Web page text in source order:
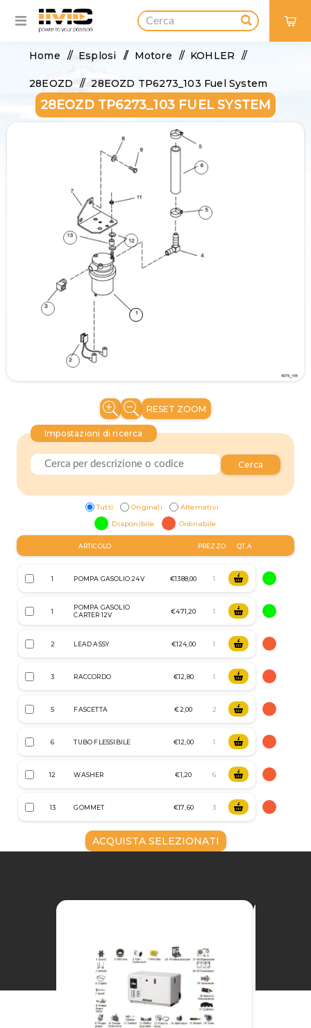
Home / Esplosi / Motore / KOHLER /
28EOZD / 28EOZD TP6273_103 Fuel System
28EOZD TP6273_103 FUEL SYSTEM
RESET ZOOM
Cerca
Impostazioni di ricerca
Tutti Originali
Alternativi
Disponibile
Ordinabile
ARTICOLO PREZZO QT.A
1 POMPA GASOLIO 24V €1388,00
1
POMPA GASOLIO
CARTER 12V
€471,20
2 LEAD ASSY €124,00
3 RACCORDO €12,80
5 FASCETTA €2,00
6 TUBO FLESSIBILE €12,00
12 WASHER €1,20
13 GOMMET €17,60
ACQUISTA SELEZIONATI